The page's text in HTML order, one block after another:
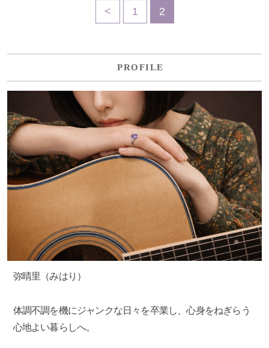
< 1 2
PROFILE
弥晴里（みはり）
体調不調を機にジャンクな日々を卒業し、心身をねぎらう
心地よい暮らしへ。